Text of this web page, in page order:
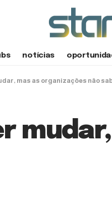
notícias
mas as organizações não